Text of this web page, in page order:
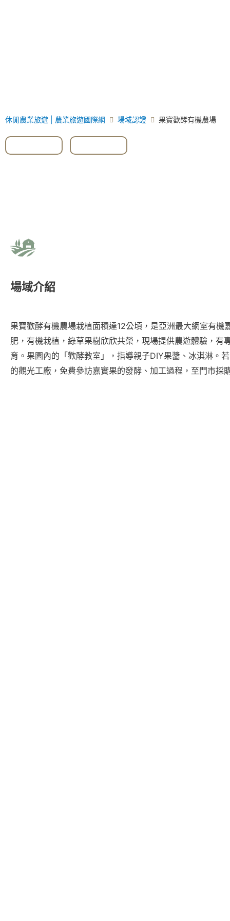
休閒農業旅遊 | 農業旅遊國際網 場域認證 果寶歡酵有機農場
場域介紹
果寶歡酵有機農場栽植面積達12公頃，是亞洲最大網室有機
肥，有機栽植，綠草果樹欣欣共榮，現場提供農遊體驗，有
育。果園內的「歡酵教室」，指導親子DIY果醬、冰淇淋。
的觀光工廠，免費參訪嘉實果的發酵、加工過程，至門市採